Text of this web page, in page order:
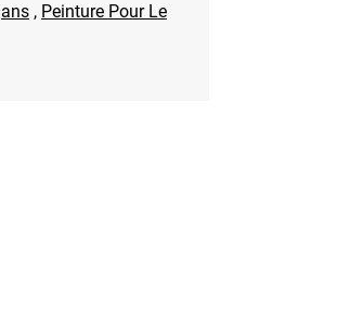
, Peinture Pour Le